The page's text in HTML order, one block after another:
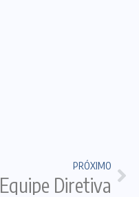
PRÓXIMO
Equipe Diretiva